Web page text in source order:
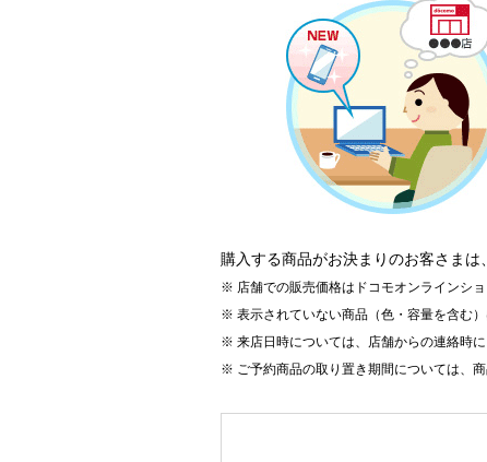
購入する商品がお決まりのお客さまは
店舗での販売価格はドコモオンラインショ
表示されていない商品（色・容量を含む）
来店日時については、店舗からの連絡時に
ご予約商品の取り置き期間については、